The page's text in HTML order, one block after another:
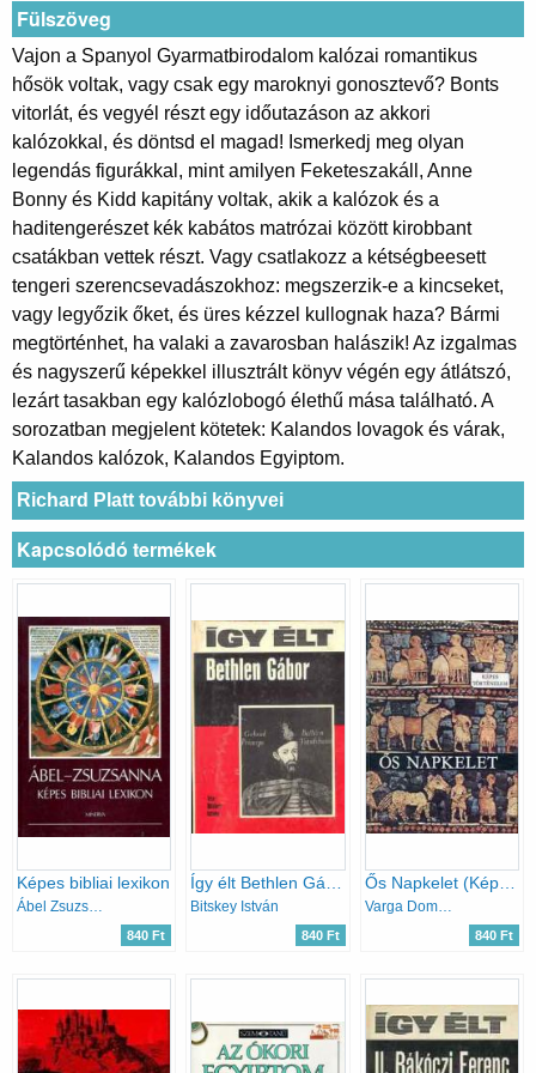
Fülszöveg
Vajon a Spanyol Gyarmatbirodalom kalózai romantikus
hősök voltak, vagy csak egy maroknyi gonosztevő? Bonts
vitorlát, és vegyél részt egy időutazáson az akkori
kalózokkal, és döntsd el magad! Ismerkedj meg olyan
legendás figurákkal, mint amilyen Feketeszakáll, Anne
Bonny és Kidd kapitány voltak, akik a kalózok és a
haditengerészet kék kabátos matrózai között kirobbant
csatákban vettek részt. Vagy csatlakozz a kétségbeesett
tengeri szerencsevadászokhoz: megszerzik-e a kincseket,
vagy legyőzik őket, és üres kézzel kullognak haza? Bármi
megtörténhet, ha valaki a zavarosban halászik! Az izgalmas
és nagyszerű képekkel illusztrált könyv végén egy átlátszó,
lezárt tasakban egy kalózlobogó élethű mása található. A
sorozatban megjelent kötetek: Kalandos lovagok és várak,
Kalandos kalózok, Kalandos Egyiptom.
Richard Platt további könyvei
Kapcsolódó termékek
Képes bibliai lexikon
Ábel Zsuzsanna
840 Ft
Bitskey István
840 Ft
Ős Napkelet (Képes történelem)
Varga Domokos
840 Ft